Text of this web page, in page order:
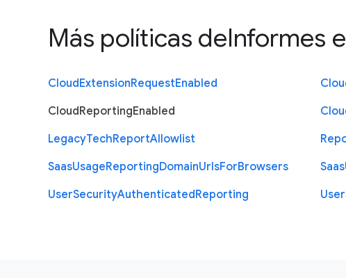
Más políticas deInformes
CloudExtensionRequestEnabled
CloudReportingEnabled
LegacyTechReportAllowlist
SaasUsageReportingDomainUrlsForBrowsers Saas
UserSecurityAuthenticatedReporting User